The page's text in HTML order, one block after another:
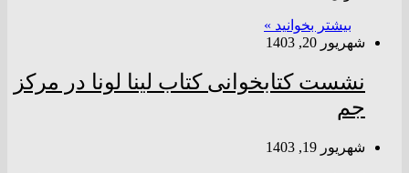
بیشتر بخوانید »
شهریور 20, 1403
نشست کتابخوانی کتاب لینا لونا در مرکز
جم
شهریور 19, 1403